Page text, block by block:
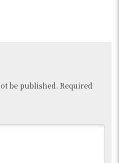
be published. Required